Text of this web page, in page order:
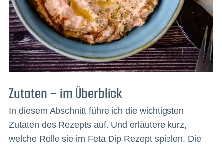
Zutaten – im Überblick
In diesem Abschnitt führe ich die wichtigsten
Zutaten des Rezepts auf. Und erläutere kurz,
welche Rolle sie im Feta Dip Rezept spielen. Die